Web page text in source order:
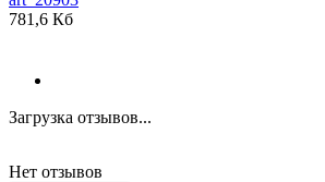
781,6 Кб
Загрузка отзывов...
Нет отзывов